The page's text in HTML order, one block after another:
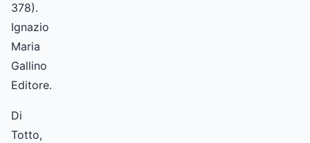
378).
Ignazio
Maria
Gallino
Editore.
Di
Totto,